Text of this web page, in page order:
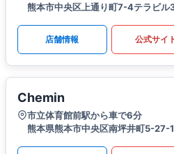
熊本市中央区上通り町7-4テラビ
店舗情報 公式サイ
Chemin
市立体育館前駅から車で6分
熊本県熊本市中央区南坪井町5-27-